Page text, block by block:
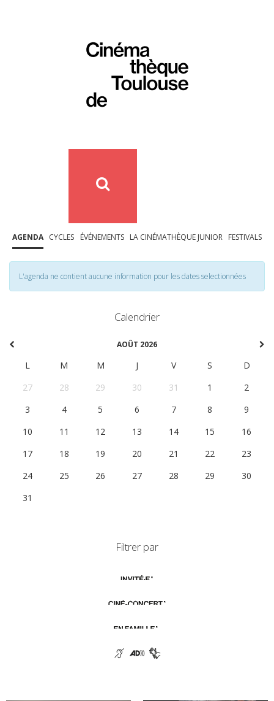
AGENDA CYCLES ÉVÉNEMENTS LA CINÉMATHÈQUE JUNIOR FESTIVALS
L'agenda ne contient aucune information pour les dates selectionnées
Calendrier
AOÛT 2026
L M M J V S
D
27
28 29 30 31 1
2
3
4 5 6 7 8
9
10
11 12 13 14 15
16
17
18 19 20 21 22
23
24
25 26 27 28 29
30
31
Filtrer par